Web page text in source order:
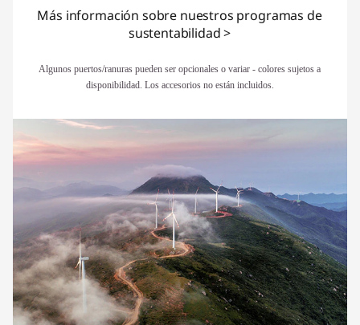
Más información sobre nuestros programas de
sustentabilidad >
Algunos puertos/ranuras pueden ser opcionales o variar - colores sujetos a
disponibilidad. Los accesorios no están incluidos.